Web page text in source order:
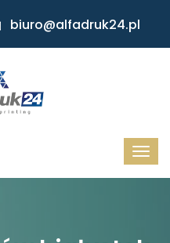
biuro@alfadruk24.pl